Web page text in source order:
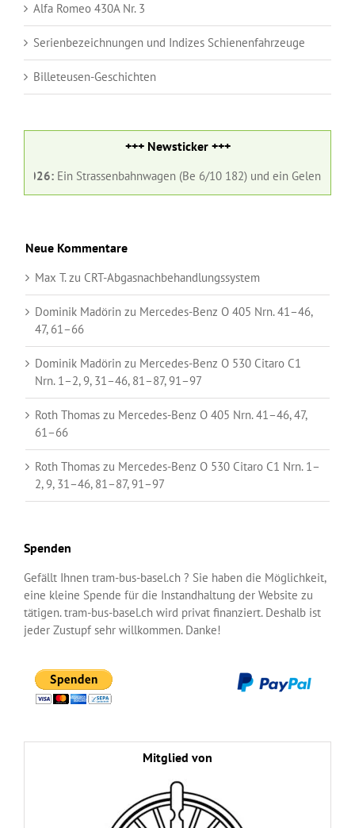
Alfa Romeo 430A Nr. 3
Serienbezeichnungen und Indizes Schienenfahrzeuge
Billeteusen-Geschichten
+++ Newsticker +++
Ein Strassenbahnwagen (Be 6/10 182) und ein Gelenkbus (Nr.
Neue Kommentare
Max T.zu CRT-Abgasnachbehandlungssystem
Dominik Madörin zu Mercedes-Benz O 405 Nrn. 41–46,
47, 61–66
Dominik Madörin zu Mercedes-Benz O 530 Citaro C1
Nrn. 1–2, 9, 31–46, 81–87, 91–97
Roth Thomas zu Mercedes-Benz O 405 Nrn. 41–46, 47,
61–66
Roth Thomas zu Mercedes-Benz O 530 Citaro C1 Nrn. 1–
2, 9, 31–46, 81–87, 91–97
Spenden
Gefällt Ihnen tram-bus-basel.ch ? Sie haben die Möglichkeit,
eine kleine Spende für die Instandhaltung der Website zu
tätigen. tram-bus-basel.ch wird privat finanziert. Deshalb ist
jeder Zustupf sehr willkommen. Danke!
Mitglied von